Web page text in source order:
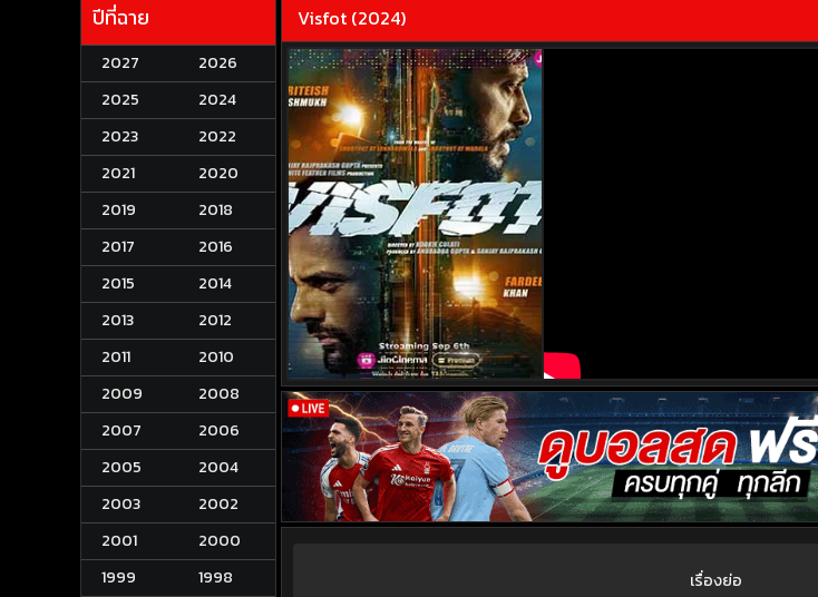
ปีที่ฉาย
2027
2026
2025
2024
2023
2022
2021
2020
2019
2018
2017
2016
2015
2014
2013
2012
2011
2010
2009
2008
2007
2006
2005
2004
2003
2002
2001
2000
1999
1998
Visfot (2024)
เรื่องย่อ